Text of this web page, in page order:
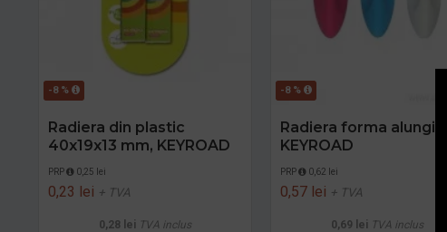
-8 %
Radiera din plastic
40x19x13 mm, KEYROAD
PRP 0,25 lei
0,23 lei + TVA
0,28 lei TVA inclus
-8 %
Radiera forma alungita,
KEYROAD
PRP 0,62 lei
0,57 lei + TVA
0,69 lei TVA inclus